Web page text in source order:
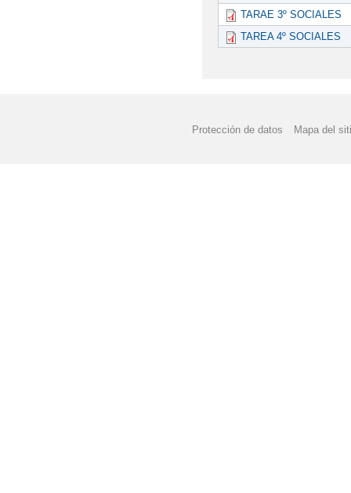
TARAE 3º SOCIALES
TAREA 4º SOCIALES
Protección de datos Mapa del